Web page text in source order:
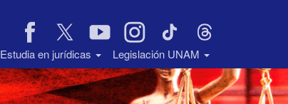
Estudia en jurídicas Legislación UNAM